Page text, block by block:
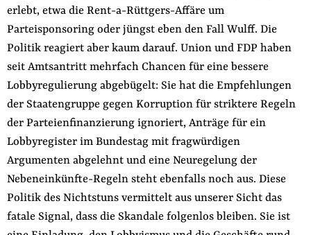
erlebt, etwa die Rent-a-Rüttgers-Affäre um
Parteisponsoring oder jüngst eben den Fall Wulff. Die
Politik reagiert aber kaum darauf. Union und FDP haben
seit Amtsantritt mehrfach Chancen für eine bessere
Lobbyregulierung abgebügelt: Sie hat die Empfehlungen
der Staatengruppe gegen Korruption für striktere Regeln
der Parteienfinanzierung ignoriert, Anträge für ein
Lobbyregister im Bundestag mit fragwürdigen
Argumenten abgelehnt und eine Neuregelung der
Nebeneinkünfte-Regeln steht ebenfalls noch aus. Diese
Politik des Nichtstuns vermittelt aus unserer Sicht das
fatale Signal, dass die Skandale folgenlos bleiben. Sie ist